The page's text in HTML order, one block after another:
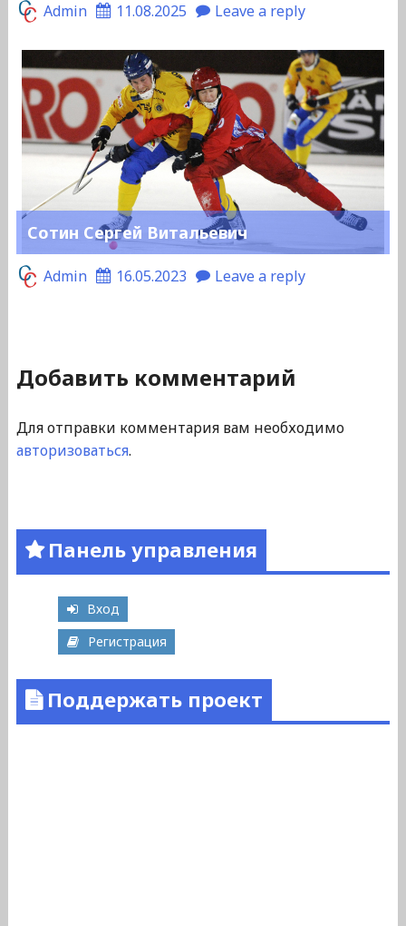
Admin 11.08.2025 Leave a reply
Сотин Сергей Витальевич
Admin 16.05.2023 Leave a reply
Добавить комментарий
Для отправки комментария вам необходимо
авторизоваться.
Панель управления
Вход
Регистрация
Поддержать проект